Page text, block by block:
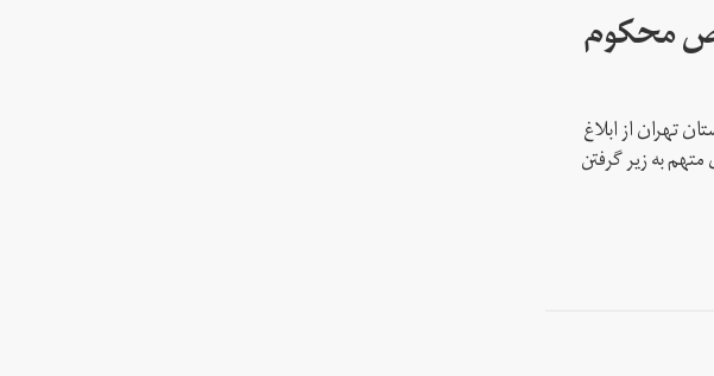
محکوم
تهران از ابلاغ
به زیر گرفتن